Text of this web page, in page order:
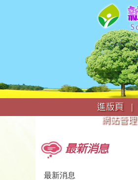
:::
進版頁 |
網站管理
最新消息
最新消息